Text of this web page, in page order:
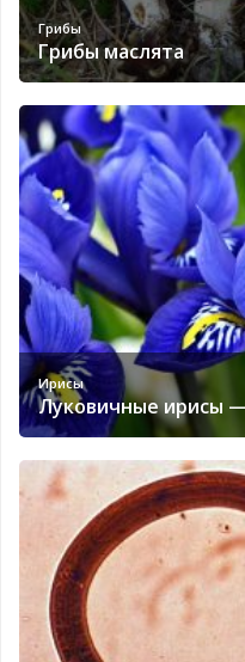
Грибы
Грибы маслята
Ирисы
Луковичные ирисы